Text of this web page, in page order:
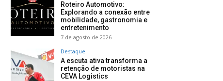
Roteiro Automotivo:
Explorando a conexão entre
mobilidade, gastronomia e
entretenimento
7 de agosto de 2026
Destaque
A escuta ativa transforma a
retenção de motoristas na
CEVA Logistics